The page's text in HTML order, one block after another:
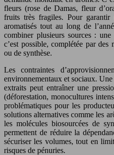
fleurs (rose de Damas, fleur
fruits très fragiles. Pour
aromatisés tout au long de
combiner plusieurs sources :
c’est possible, complétée par des
ou de synthèse.
Les contraintes
environnementaux et sociaux.
extraits peut entraîner une
(déforestation, monocultures
problématiques pour les
solutions alternatives comme les
les molécules biosourcées de
permettent de réduire la
sécuriser les volumes, tout en
risques de pénuries.